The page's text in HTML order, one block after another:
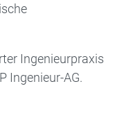
Ingenieurpraxis
Ingenieur-AG.